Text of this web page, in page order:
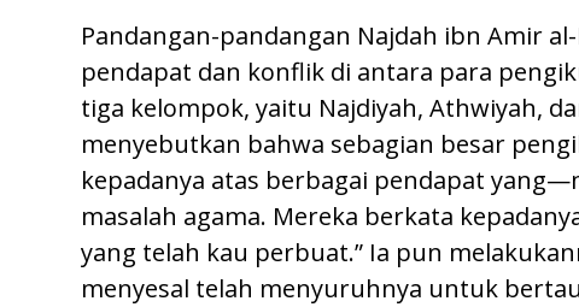
Pandangan-pandangan Najdah ibn Amir
pendapat dan konflik di antara para
tiga kelompok, yaitu Najdiyah, Athwiyah,
menyebutkan bahwa sebagian besar
kepadanya atas berbagai pendapat
masalah agama. Mereka berkata
yang telah kau perbuat.” Ia pun
menyesal telah menyuruhnya untuk